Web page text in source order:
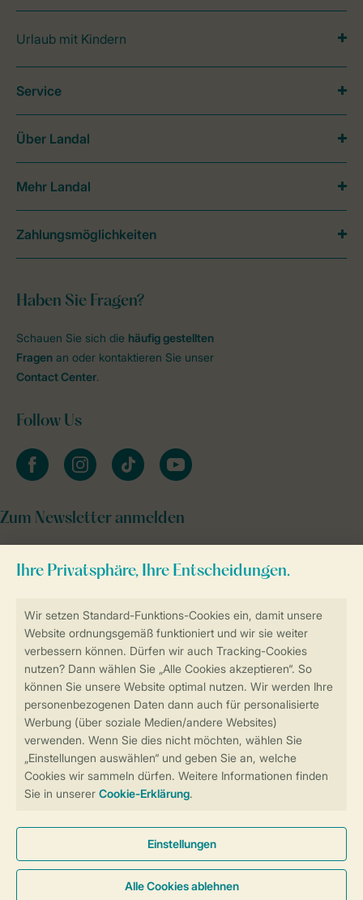
Sicherstellung Deiner Privatsphäre
Sicher und schnell zur Online-Buchung
Sichere Datenübertragung
Sicheres Bezahlen
Urlaub mit Kindern
Haben Sie Fragen?
Schauen Sie sich die häufig gestellten
Fragen an oder kontaktieren Sie unser
Contact Center.
Follow Us
facebookinstagramtiktok youtube
Zum Newsletter anmelden
Service
Über Landal
Mehr Landal
Zahlungsmöglichkeiten